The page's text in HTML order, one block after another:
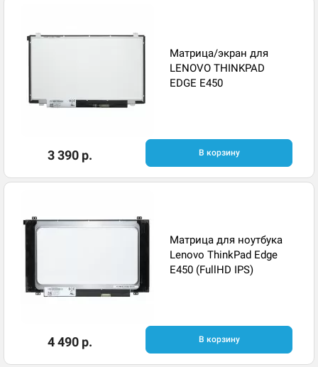
Матрица/экран для
LENOVO THINKPAD
EDGE E450
3 390 р. В корзину
Матрица для ноутбука
Lenovo ThinkPad Edge
E450 (FullHD IPS)
4 490 р. В корзину